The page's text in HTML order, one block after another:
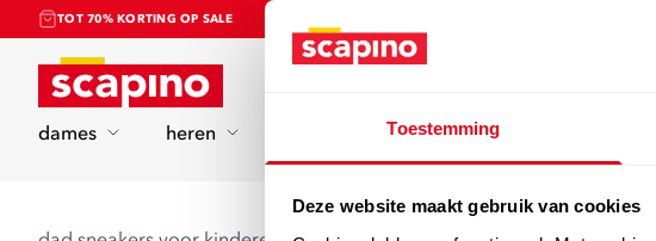
Toestemming
Deze website maakt gebruik van cookies
TOT 70% KORTING OP SALE
Home
dames heren sport